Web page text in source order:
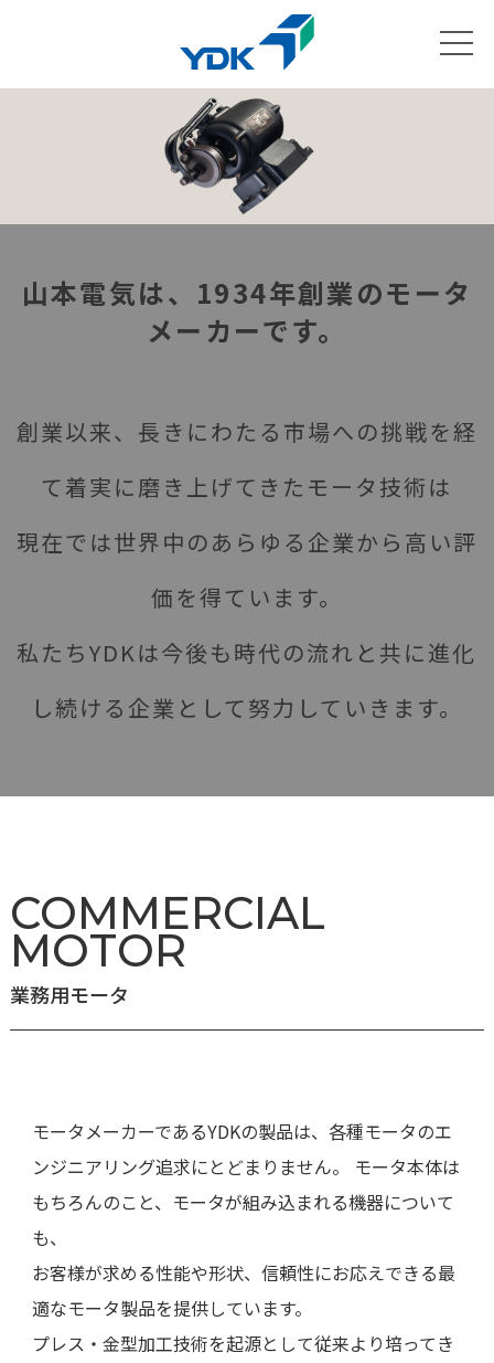
山本電気は、1934年創業のモータ
メーカーです。
創業以来、長きにわたる市場への挑戦を経
て着実に磨き上げてきたモータ技術は
現在では世界中のあらゆる企業から高い評
価を得ています。
私たちYDKは今後も時代の流れと共に進化
し続ける企業として努力していきます。
COMMERCIAL
MOTOR
業務用モータ
モータメーカーであるYDKの製品は、各種モータのエ
ンジニアリング追求にとどまりません。 モータ本体は
もちろんのこと、モータが組み込まれる機器について
も、
お客様が求める性能や形状、信頼性にお応えできる最
適なモータ製品を提供しています。
プレス・金型加工技術を起源として従来より培ってき